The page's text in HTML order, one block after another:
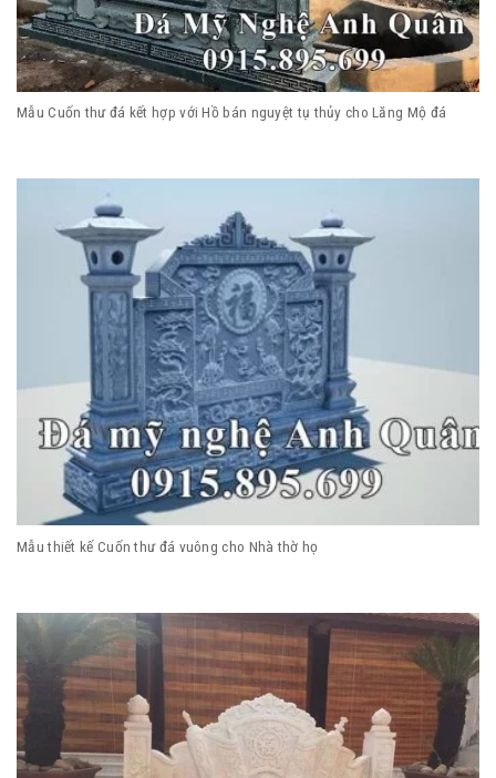
Mẫu Cuốn thư đá kết hợp với Hồ bán nguyệt tụ thủy cho Lăng Mộ đá
Mẫu thiết kế Cuốn thư đá vuông cho Nhà thờ họ